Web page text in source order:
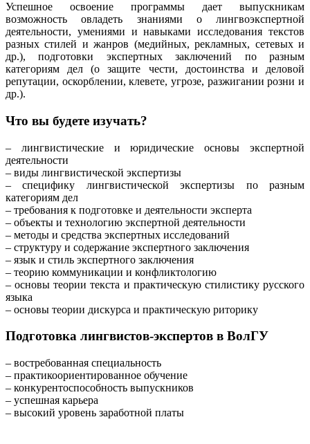
Успешное освоение программы дает выпускникам
возможность овладеть знаниями о лингвоэкспертной
деятельности, умениями и навыками исследования текстов
разных стилей и жанров (медийных, рекламных, сетевых и
др.), подготовки экспертных заключений по разным
категориям дел (о защите чести, достоинства и деловой
репутации, оскорблении, клевете, угрозе, разжигании розни и
др.).
Что вы будете изучать?
– лингвистические и юридические основы экспертной
деятельности
– виды лингвистической экспертизы
– специфику лингвистической экспертизы по разным
категориям дел
– требования к подготовке и деятельности эксперта
– объекты и технологию экспертной деятельности
– методы и средства экспертных исследований
– структуру и содержание экспертного заключения
– язык и стиль экспертного заключения
– теорию коммуникации и конфликтологию
– основы теории текста и практическую стилистику русского
языка
– основы теории дискурса и практическую риторику
Подготовка лингвистов-экспертов в ВолГУ
– востребованная специальность
– практикоориентированное обучение
– конкурентоспособность выпускников
– успешная карьера
– высокий уровень заработной платы